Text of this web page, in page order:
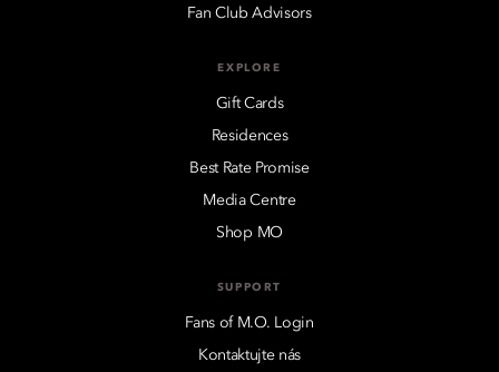
Fan Club Advisors
EXPLORE
Gift Cards
Residences
Best Rate Promise
Media Centre
Shop MO
SUPPORT
Fans of M.O. Login
Kontaktujte nás